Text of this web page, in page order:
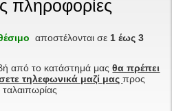
πληροφορίες
αποστέλονται σε 1 έως 3
από το κατάστημά μαςθα πρέπει
τηλεφωνικά μαζί μαςπρος